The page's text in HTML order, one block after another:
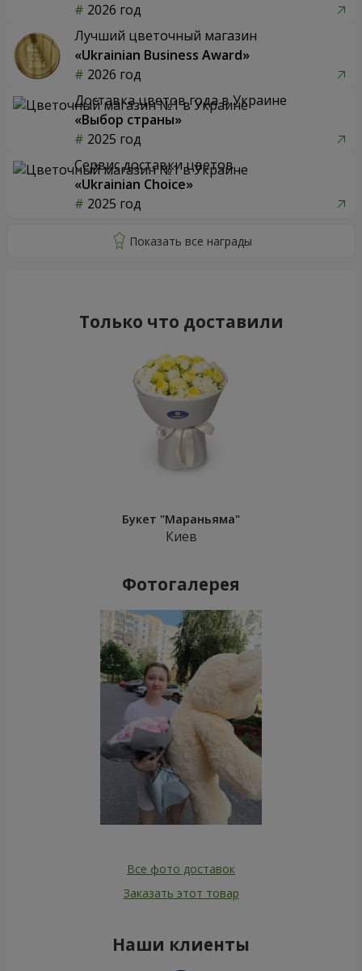
2026 год
Лучший цветочный магазин
«Ukrainian Business Award»
2026 год
Доставка цветов года в Украине
«Выбор страны»
2025 год
Сервис доставки цветов
«Ukrainian Choice»
2025 год
Только что доставили
Букет "Мараньяма"
Киев
Фотогалерея
Все фото доставок
Заказать этот товар
Наши клиенты